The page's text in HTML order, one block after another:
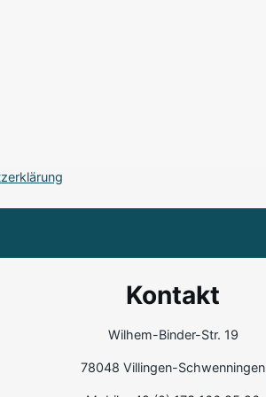
Kontakt
Wilhem-Binder-Str. 19
78048 Villingen-Schwenningen